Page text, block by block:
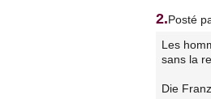
2.Posté
Les
sans la
Die